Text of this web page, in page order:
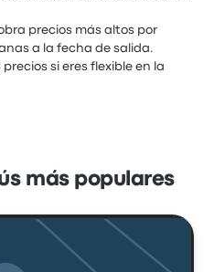
precios más altos por
a la fecha de salida.
si eres flexible en la
más populares